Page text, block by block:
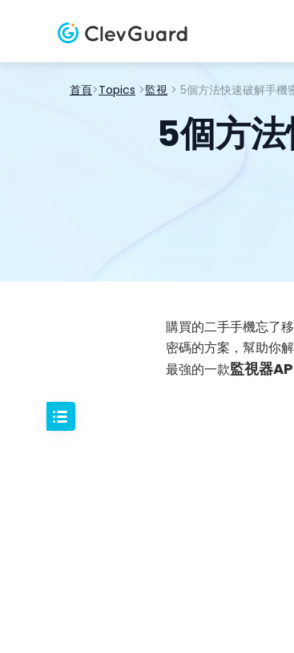
首頁>Topics >監視 > 5個方法快速破解手機
5個方
購買的二手手機忘了
密碼的方案，幫助你
最強的一款監視器